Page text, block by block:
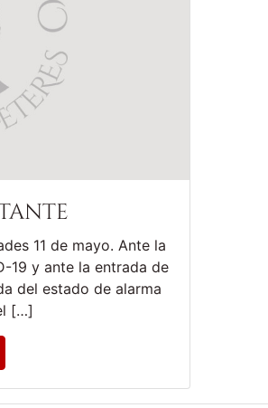
11 de mayo. Ante la
19 y ante la entrada de
del estado de alarma
[…]